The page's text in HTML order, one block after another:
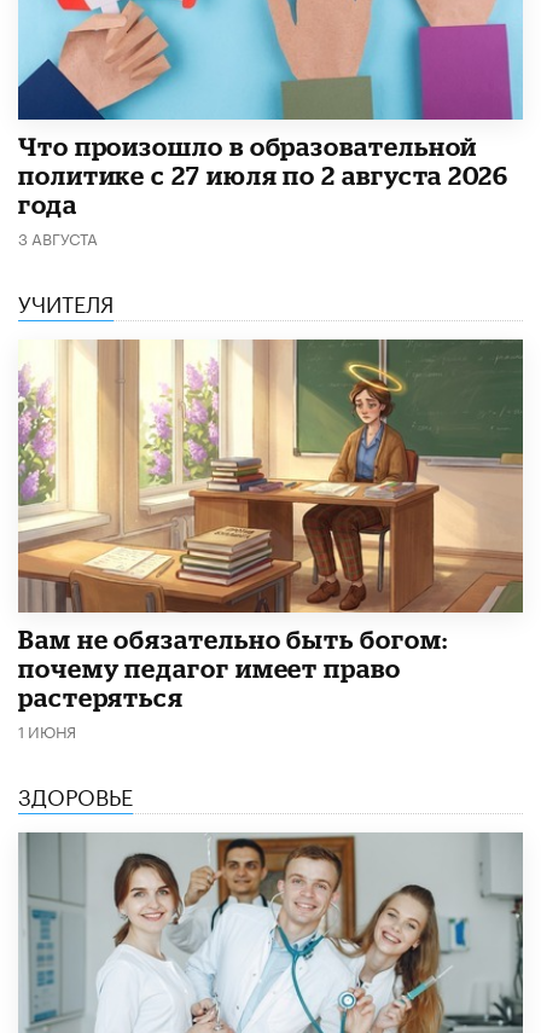
​Что произошло в образовательной
политике с 27 июля по 2 августа 2026
года
3 АВГУСТА
УЧИТЕЛЯ
​Вам не обязательно быть богом:
почему педагог имеет право
растеряться
1 ИЮНЯ
ЗДОРОВЬЕ